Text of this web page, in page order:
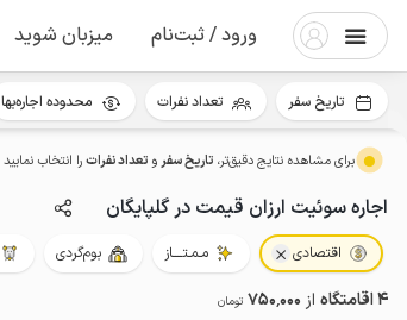
ورود / ثبت‌نام میزبان شوید
برای مشاهده نتایج دقیق‌تر، تاریخ سفرو تعداد نفراترا انتخاب نمایید
اجاره سوئیت ارزان قیمت در گلپایگان
اقتصادی مـمـتــــاز بوم‌گردی
4 اقامتگاه از 750٬000 تومان
تاریخ سفر تعداد نفرات محدوده اجاره‌بها